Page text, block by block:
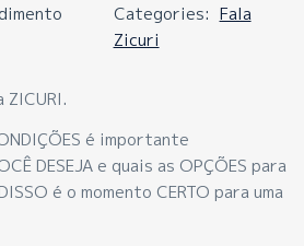
Categories: Fala
Zicuri
ZICURI.
é importante
DESEJA e quais as OPÇÕES para
é o momento CERTO para uma